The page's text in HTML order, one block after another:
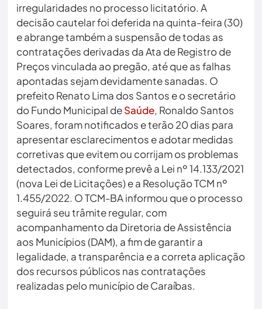
irregularidades no processo licitatório. A
decisão cautelar foi deferida na quinta-feira (30)
e abrange também a suspensão de todas as
contratações derivadas da Ata de Registro de
Preços vinculada ao pregão, até que as falhas
apontadas sejam devidamente sanadas. O
prefeito Renato Lima dos Santos e o secretário
do Fundo Municipal deSaúde, Ronaldo Santos
Soares, foram notificados e terão 20 dias para
apresentar esclarecimentos e adotar medidas
corretivas que evitem ou corrijam os problemas
detectados, conforme prevê a Lei nº 14.133/2021
(nova Lei de Licitações) e a Resolução TCM nº
1.455/2022. O TCM-BA informou que o processo
seguirá seu trâmite regular, com
acompanhamento da Diretoria de Assistência
aos Municípios (DAM), a fim de garantir a
legalidade, a transparência e a correta aplicação
dos recursos públicos nas contratações
realizadas pelo município de Caraíbas.